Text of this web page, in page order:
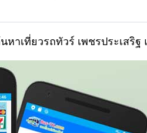
าเที่ยวรถทัวร์ เพชรประเสริ